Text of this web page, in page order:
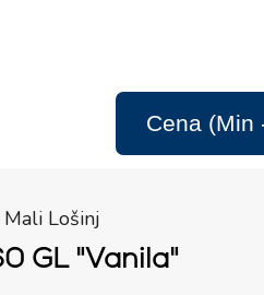
Mali Lošinj
GL "Vanila"